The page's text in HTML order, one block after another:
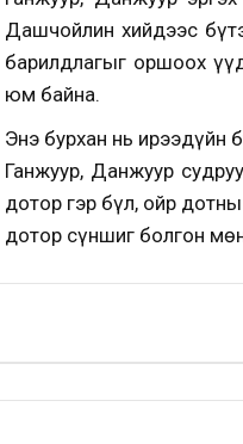
Дашчойлин хийдээс
барилдлагыг оршоох
юм байна.
Энэ бурхан нь ирээдүйн
Ганжуур, Данжуур
дотор гэр бүл, ойр
дотор сүншиг болгон